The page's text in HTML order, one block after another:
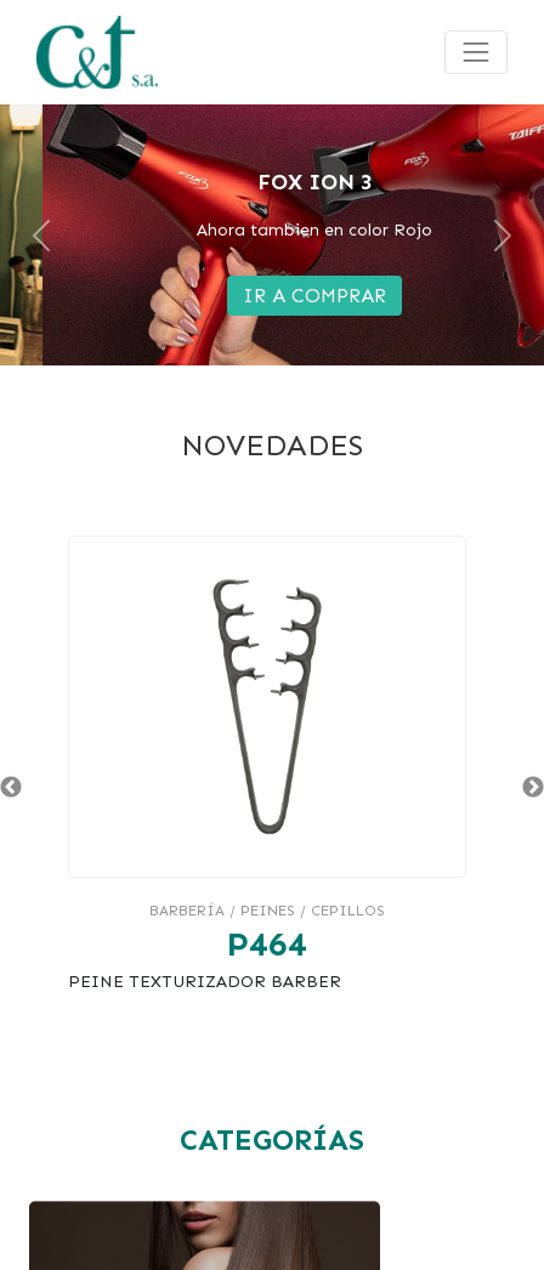
FOX ION 3
Ahora tambien en color Rojo
IR A COMPRAR
Previous Next
NOVEDADES
BARBERÍA / PEINES / CEPILLOS
P464
PEINE TEXTURIZADOR BARBER
CATEGORÍAS